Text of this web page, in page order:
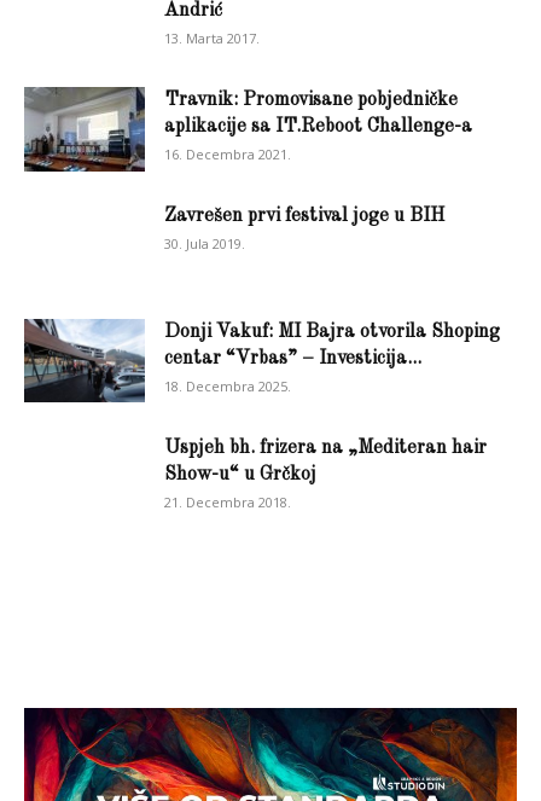
Andrić
13. Marta 2017.
Travnik: Promovisane pobjedničke
aplikacije sa IT.Reboot Challenge-a
16. Decembra 2021.
Zavrešen prvi festival joge u BIH
30. Jula 2019.
Donji Vakuf: MI Bajra otvorila Shoping
centar “Vrbas” – Investicija...
18. Decembra 2025.
Uspjeh bh. frizera na „Mediteran hair
Show-u“ u Grčkoj
21. Decembra 2018.